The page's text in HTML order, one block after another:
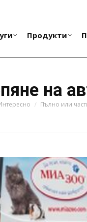
Продукти
на
Пълно или